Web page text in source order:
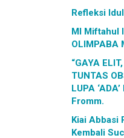
Refleksi
MI Miftahul
OLIMPABA
“GAYA
TUNTAS
LUPA
Fromm.
Kiai Abbasi
Kembali